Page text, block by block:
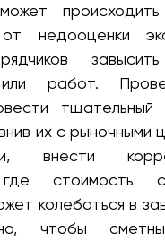
недооценки
работ.
тщательный
их с рыночными
внести
стоимость
колебаться в
чтобы